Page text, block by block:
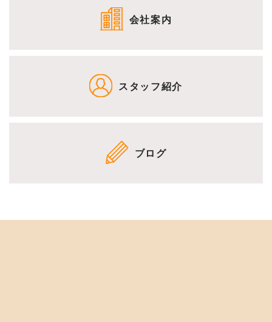
会社案内
スタッフ紹介
ブログ